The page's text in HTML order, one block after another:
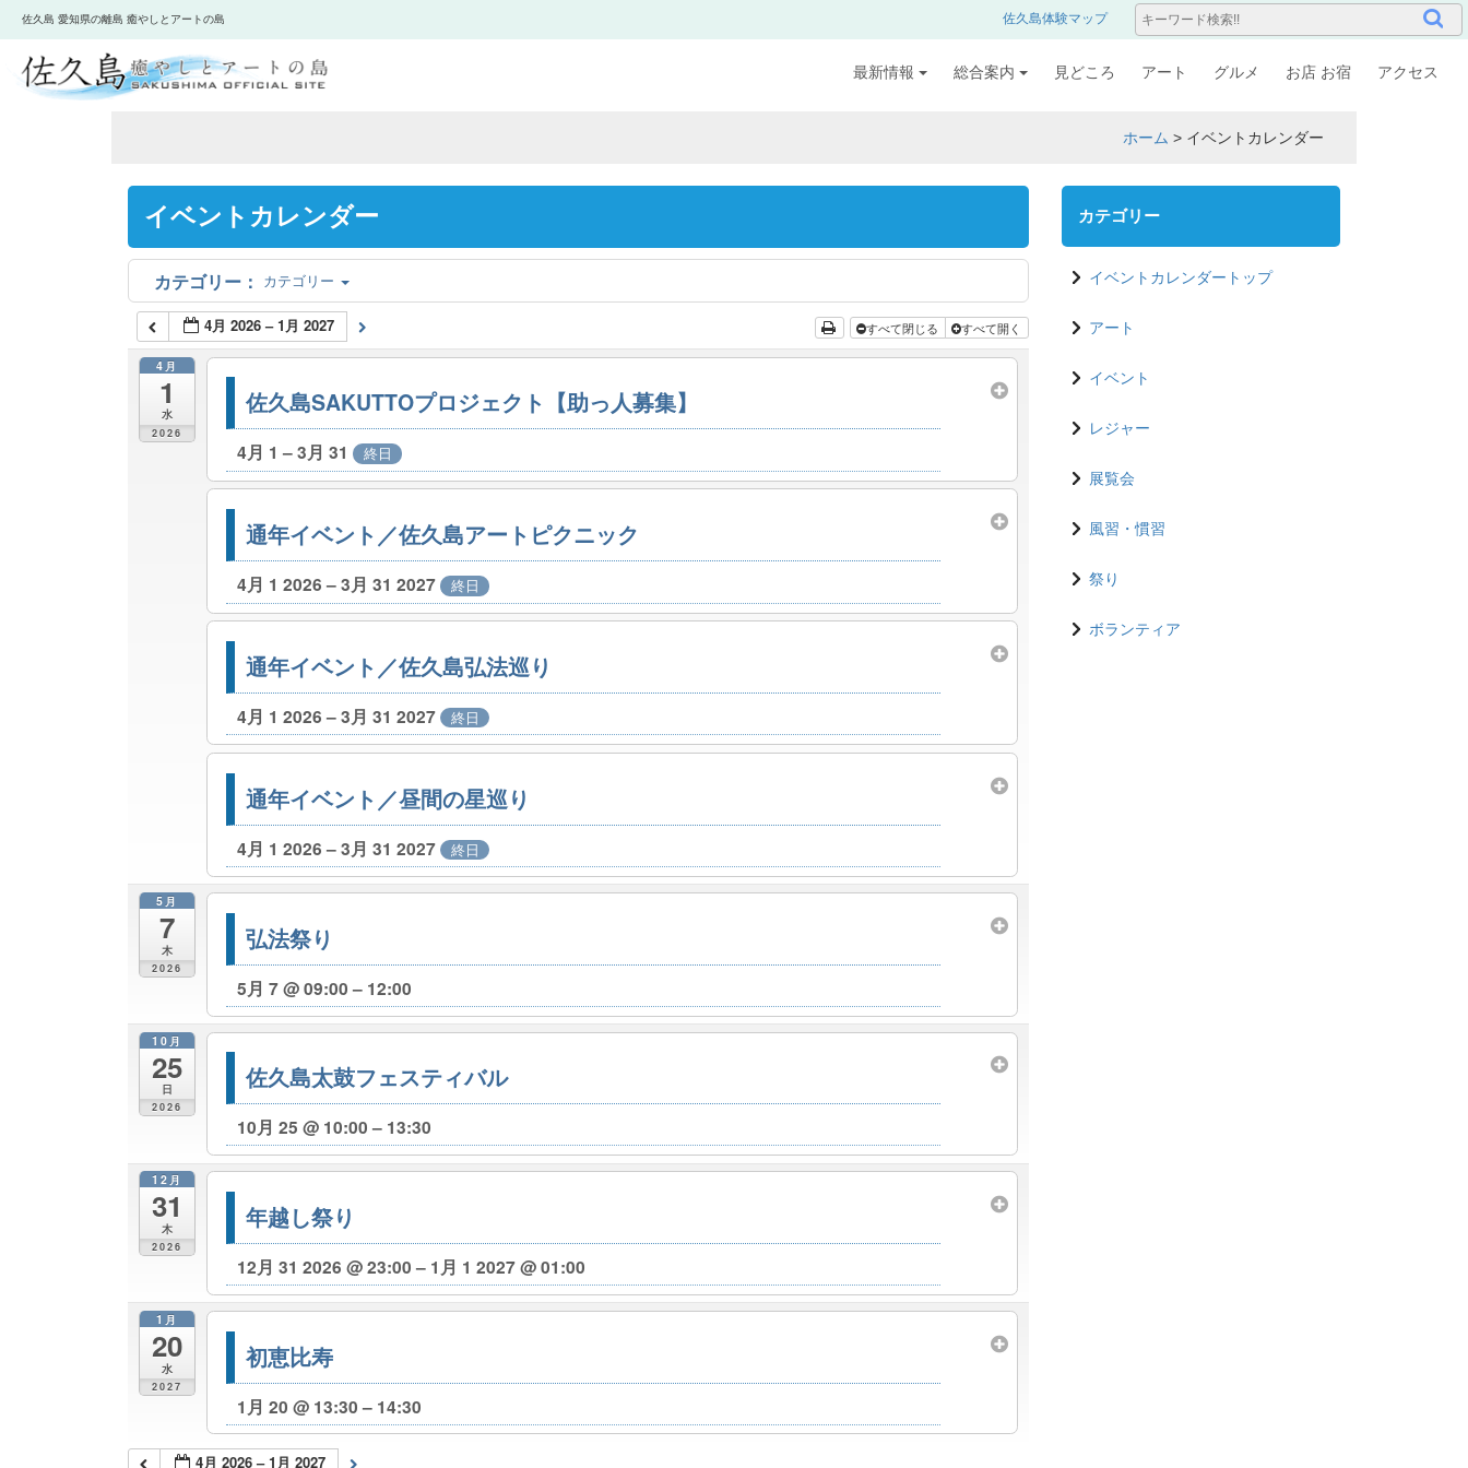
佐久島 愛知県の離島 癒やしとアートの島 佐久島体験マップ
最新情報 総合案内 見どころ アート グルメ お店 お宿 アクセス
ホーム > イベントカレンダー
イベントカレンダー
カテゴリー
4月 2026 – 1月 2027 すべて閉じる すべて開く
4月
1
水
2026
佐久島SAKUTTOプロジェクト【助っ人募集】
4月 1 – 3月 31 終日
通年イベント／佐久島アートピクニック
4月 1 2026 – 3月 31 2027 終日
通年イベント／佐久島弘法巡り
4月 1 2026 – 3月 31 2027 終日
通年イベント／昼間の星巡り
4月 1 2026 – 3月 31 2027 終日
5月
7
木
2026
弘法祭り
5月 7 @ 09:00 – 12:00
10月
25
日
2026
佐久島太鼓フェスティバル
10月 25 @ 10:00 – 13:30
12月
31
木
2026
年越し祭り
12月 31 2026 @ 23:00 – 1月 1 2027 @ 01:00
1月
20
水
2027
初恵比寿
1月 20 @ 13:30 – 14:30
4月 2026 – 1月 2027
カテゴリー
イベントカレンダートップ
アート
イベント
レジャー
展覧会
風習・慣習
祭り
ボランティア